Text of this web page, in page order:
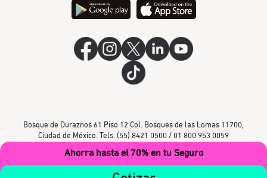
Ahorra hasta el 70% en tu Seguro
Bosque de Duraznos 61 Piso 12 Col. Bosques de las Lomas 11700,
Ciudad de México. Tels. (55) 8421 0500 / 01 800 953 0059